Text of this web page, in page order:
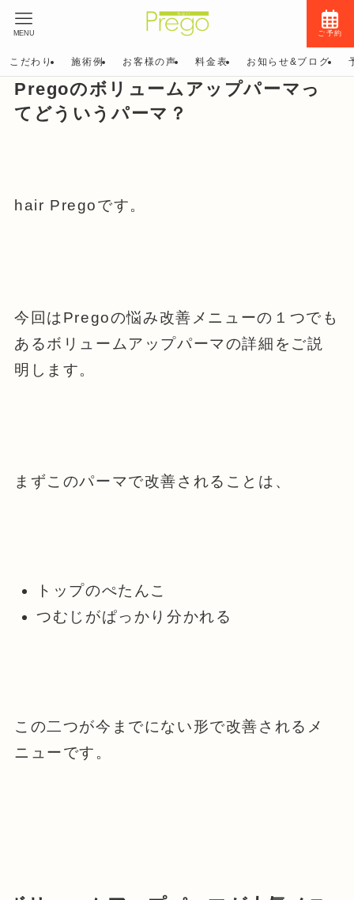
ご予約
MENU
こだわり 施術例 お客様の声 料金表 お知らせ&ブログ
Pregoのボリュームアップパーマっ
てどういうパーマ？
hair Pregoです。
今回はPregoの悩み改善メニューの１つでも
あるボリュームアップパーマの詳細をご説
明します。
まずこのパーマで改善されることは、
トップのぺたんこ
つむじがぱっかり分かれる
この二つが今までにない形で改善されるメ
ニューです。